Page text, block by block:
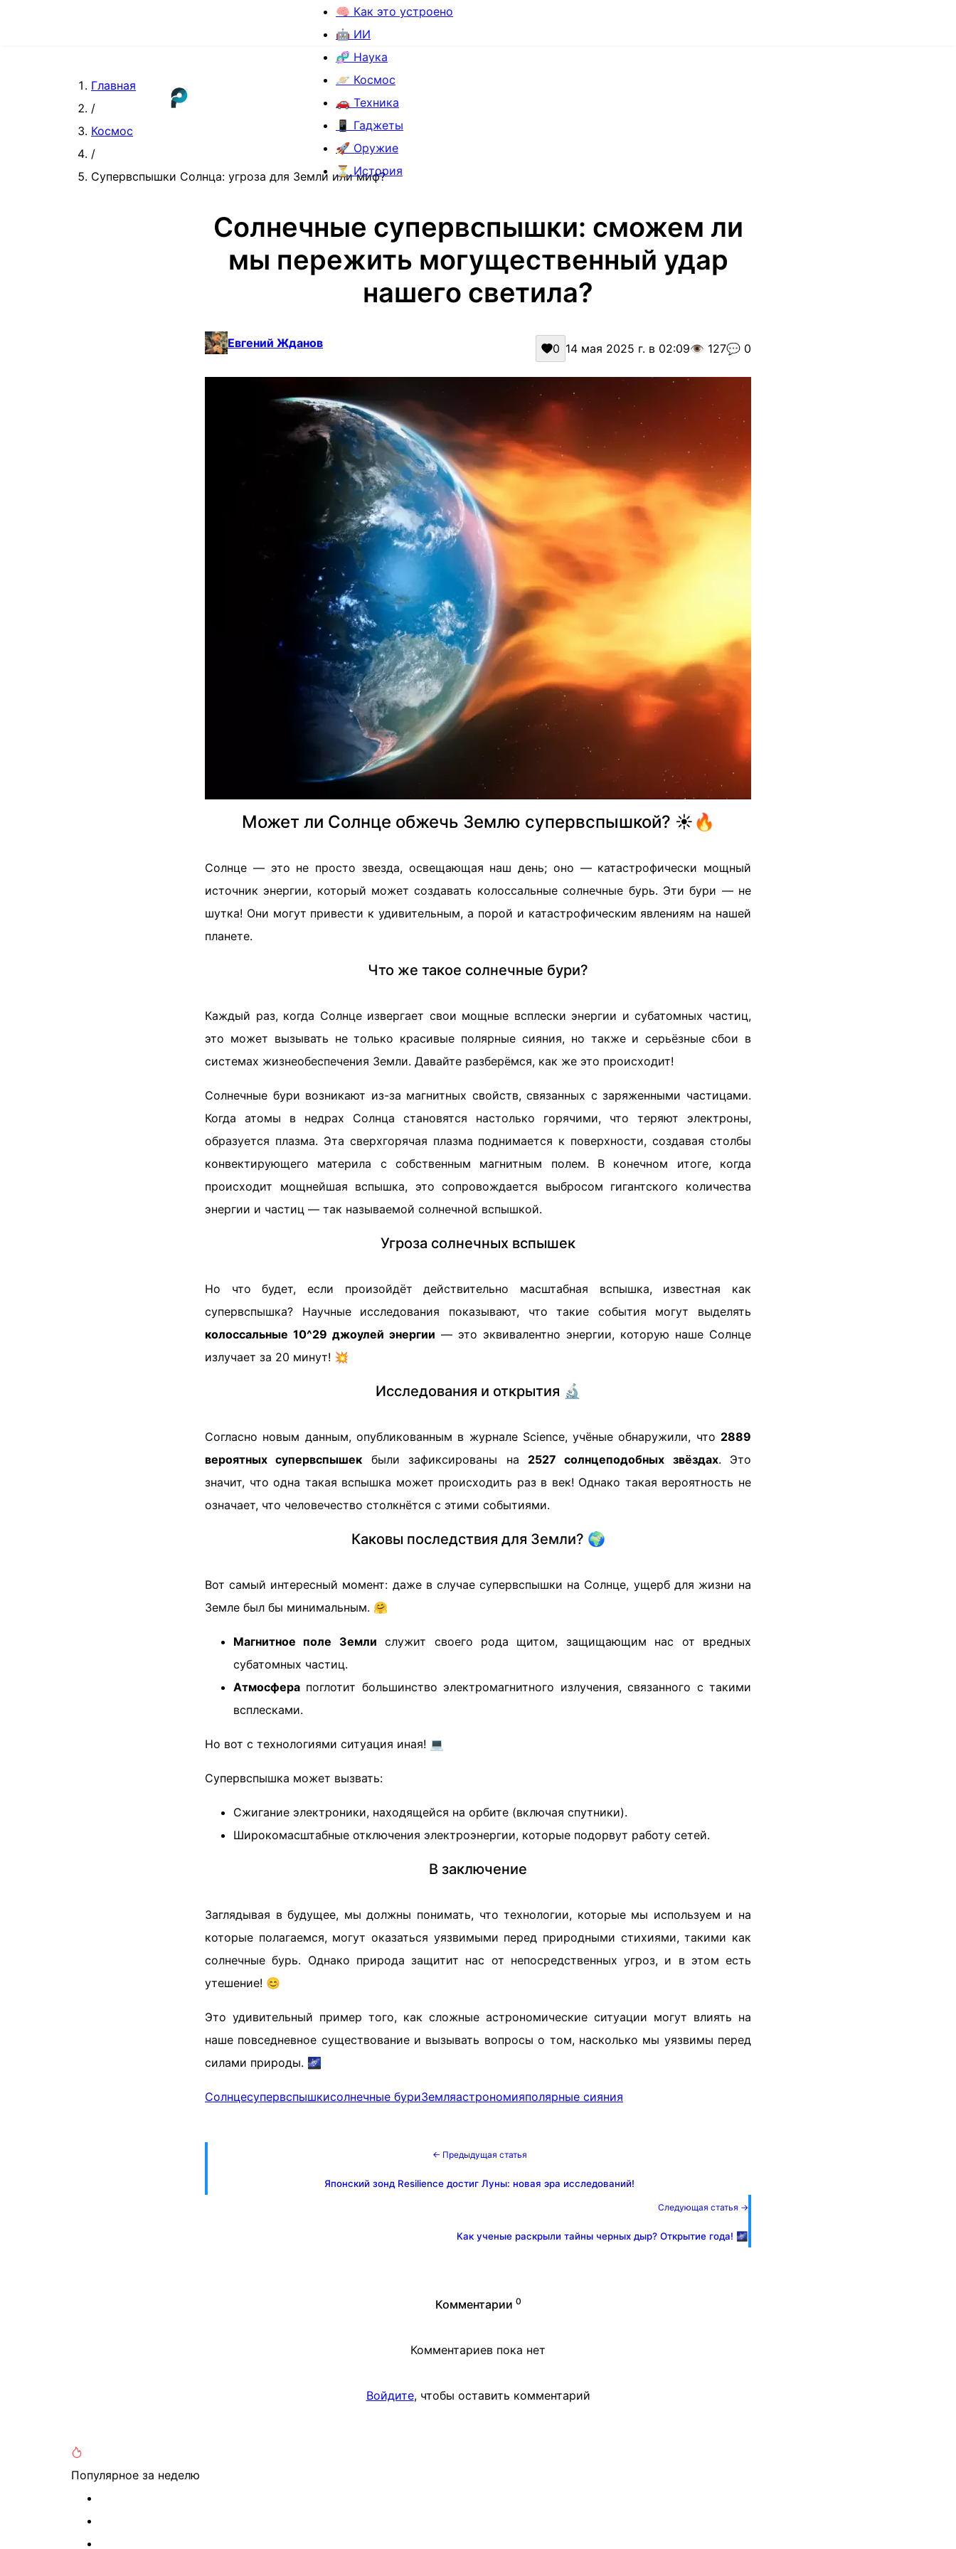
🧠 Как это устроено
🤖 ИИ
🧬 Наука
🪐 Космос
🚗 Техника
📱 Гаджеты
🚀 Оружие
⏳ История
Главная
/
Космос
/
Супервспышки Солнца: угроза для Земли или миф?
Солнечные супервспышки: сможем ли
мы пережить могущественный удар
нашего светила?
Евгений Жданов 0 14 мая 2025 г. в 02:09👁️ 127💬 0
Может ли Солнце обжечь Землю супервспышкой? ☀️🔥
Солнце — это не просто звезда, освещающая наш день; оно — катастрофически мощный
источник энергии, который может создавать колоссальные солнечные бурь. Эти бури — не
шутка! Они могут привести к удивительным, а порой и катастрофическим явлениям на нашей
планете.
Что же такое солнечные бури?
Каждый раз, когда Солнце извергает свои мощные всплески энергии и субатомных частиц,
это может вызывать не только красивые полярные сияния, но также и серьёзные сбои в
системах жизнеобеспечения Земли. Давайте разберёмся, как же это происходит!
Солнечные бури возникают из-за магнитных свойств, связанных с заряженными частицами.
Когда атомы в недрах Солнца становятся настолько горячими, что теряют электроны,
образуется плазма. Эта сверхгорячая плазма поднимается к поверхности, создавая столбы
конвектирующего материла с собственным магнитным полем. В конечном итоге, когда
происходит мощнейшая вспышка, это сопровождается выбросом гигантского количества
энергии и частиц — так называемой солнечной вспышкой.
Угроза солнечных вспышек
Но что будет, если произойдёт действительно масштабная вспышка, известная как
супервспышка? Научные исследования показывают, что такие события могут выделять
колоссальные 10^29 джоулей энергии — это эквивалентно энергии, которую наше Солнце
излучает за 20 минут! 💥
Исследования и открытия 🔬
Согласно новым данным, опубликованным в журнале Science, учёные обнаружили, что 2889
вероятных супервспышек были зафиксированы на 2527 солнцеподобных звёздах. Это
значит, что одна такая вспышка может происходить раз в век! Однако такая вероятность не
означает, что человечество столкнётся с этими событиями.
Каковы последствия для Земли? 🌍
Вот самый интересный момент: даже в случае супервспышки на Солнце, ущерб для жизни на
Земле был бы минимальным. 🤗
Магнитное поле Земли служит своего рода щитом, защищающим нас от вредных
субатомных частиц.
Атмосфера поглотит большинство электромагнитного излучения, связанного с такими
всплесками.
Но вот с технологиями ситуация иная! 💻
Супервспышка может вызвать:
Сжигание электроники, находящейся на орбите (включая спутники).
Широкомасштабные отключения электроэнергии, которые подорвут работу сетей.
В заключение
Заглядывая в будущее, мы должны понимать, что технологии, которые мы используем и на
которые полагаемся, могут оказаться уязвимыми перед природными стихиями, такими как
солнечные бурь. Однако природа защитит нас от непосредственных угроз, и в этом есть
утешение! 😊
Это удивительный пример того, как сложные астрономические ситуации могут влиять на
наше повседневное существование и вызывать вопросы о том, насколько мы уязвимы перед
силами природы. 🌌
Солнцесупервспышкисолнечные буриЗемляастрономияполярные сияния
← Предыдущая статья
Японский зонд Resilience достиг Луны: новая эра исследований!
Следующая статья →
Как ученые раскрыли тайны черных дыр? Открытие года! 🌌
Комментарии 0
Комментариев пока нет
Войдите, чтобы оставить комментарий
Популярное за неделю